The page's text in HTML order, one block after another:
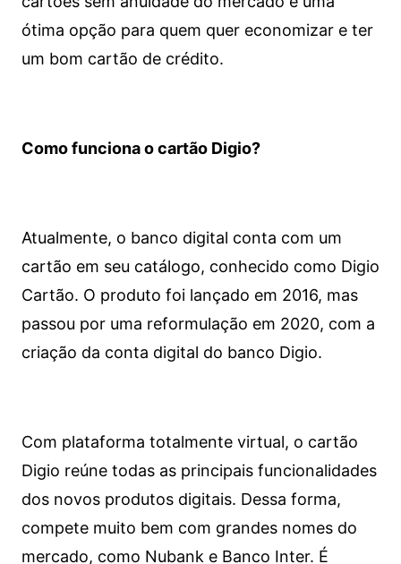
ótima opção para quem quer economizar e ter
um bom cartão de crédito.
Como funciona o cartão Digio?
Atualmente, o banco digital conta com um
cartão em seu catálogo, conhecido como Digio
Cartão. O produto foi lançado em 2016, mas
passou por uma reformulação em 2020, com a
criação da conta digital do banco Digio.
Com plataforma totalmente virtual, o cartão
Digio reúne todas as principais funcionalidades
dos novos produtos digitais. Dessa forma,
compete muito bem com grandes nomes do
mercado, como Nubank e Banco Inter. É